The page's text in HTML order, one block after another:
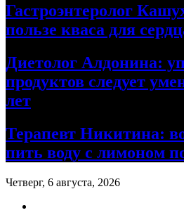
Гастроэнтеролог
пользе кваса для
Диетолог Алдонина:
продуктов следует
лет
Терапевт Никитина:
пить воду с лимоном
Четверг, 6 августа, 2026